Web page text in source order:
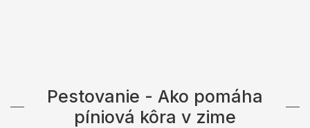
Pestovanie - Ako pomáha
píniová kôra v zime